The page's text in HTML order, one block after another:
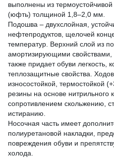
выполнены из
(юфть) толщиной 1,8–2,0 мм.
Подошва – двухслойная,
нефтепродуктов, щелочей
температур. Верхний слой из
амортизирующими свойствами,
также придает обуви
теплозащитные свойства.
износостойкой, термостойкой
резины на основе нитрильного
сопротивлением скольжению,
истиранию.
Носочная часть имеет
полиуретановой накладки,
повреждения обуви и
холода.